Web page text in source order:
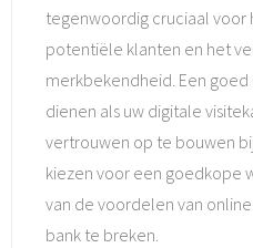
tegenwoordig cruciaal voor
potentiële klanten en het
merkbekendheid. Een
dienen als uw digitale
vertrouwen op te bouwen
kiezen voor een goedkope
van de voordelen van
bank te breken.